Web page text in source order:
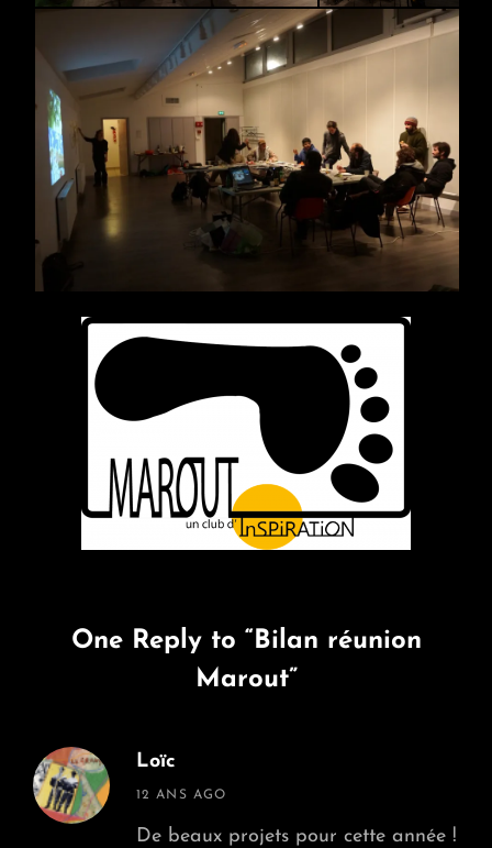
One Reply to “Bilan réunion
Marout”
Loïc
says:
12 ANS AGO
De beaux projets pour cette année !